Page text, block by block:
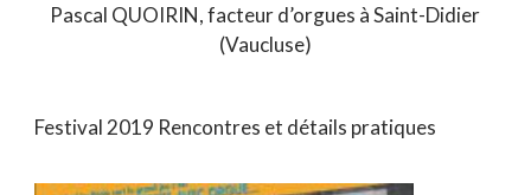
Pascal QUOIRIN, facteur d’orgues à Saint-Didier
(Vaucluse)
Festival 2019 Rencontres et détails pratiques